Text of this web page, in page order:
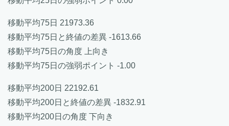
移動平均75日 21973.36
移動平均75日と終値の差異 -1613.66
移動平均75日の角度 上向き
移動平均75日の強弱ポイント -1.00
移動平均200日 22192.61
移動平均200日と終値の差異 -1832.91
移動平均200日の角度 下向き